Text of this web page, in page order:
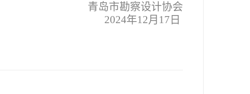
青岛市勘察设计协会
2024年12月17日